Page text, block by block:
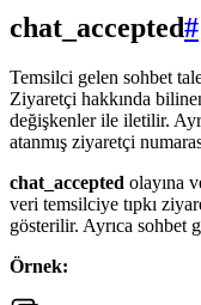
chat_accepted#
Temsilci gelen sohbet
Ziyaretçi hakkında
değişkenler ile iletilir.
atanmış ziyaretçi
chat_accepted olayına
veri temsilciye tıpkı
gösterilir. Ayrıca sohbet
Örnek: